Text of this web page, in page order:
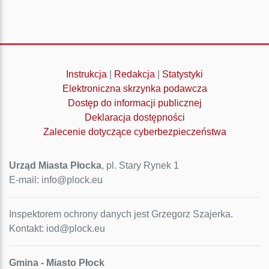
Instrukcja Redakcja
Statystyki
Elektroniczna skrzynka podawcza
Dostęp do informacji publicznej
Deklaracja dostępności
Zalecenie dotyczące cyberbezpieczeństwa
Urząd Miasta Płocka, pl. Stary Rynek 1
E-mail: info@plock.eu
Inspektorem ochrony danych jest Grzegorz Szajerka.
Kontakt: iod@plock.eu
Gmina - Miasto Płock